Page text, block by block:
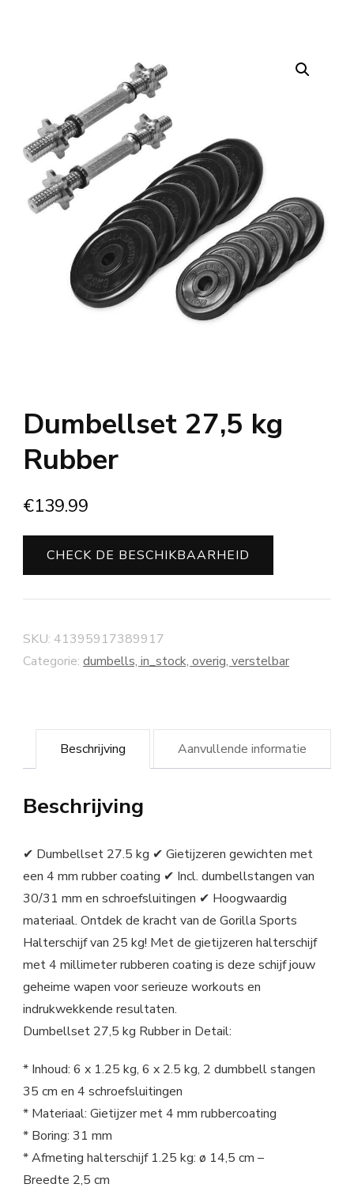
Dumbellset 27,5 kg
Rubber
€139.99
CHECK DE BESCHIKBAARHEID
SKU: 41395917389917
Categorie: dumbells, in_stock, overig, verstelbar
Beschrijving Aanvullende informatie
Beschrijving
✔ Dumbellset 27.5 kg ✔ Gietijzeren gewichten met
een 4 mm rubber coating ✔ Incl. dumbellstangen van
30/31 mm en schroefsluitingen ✔ Hoogwaardig
materiaal. Ontdek de kracht van de Gorilla Sports
Halterschijf van 25 kg! Met de gietijzeren halterschijf
met 4 millimeter rubberen coating is deze schijf jouw
geheime wapen voor serieuze workouts en
indrukwekkende resultaten.
Dumbellset 27,5 kg Rubber in Detail:
* Inhoud: 6 x 1.25 kg, 6 x 2.5 kg, 2 dumbbell stangen
35 cm en 4 schroefsluitingen
* Materiaal: Gietijzer met 4 mm rubbercoating
* Boring: 31 mm
* Afmeting halterschijf 1.25 kg: ø 14,5 cm –
Breedte 2,5 cm